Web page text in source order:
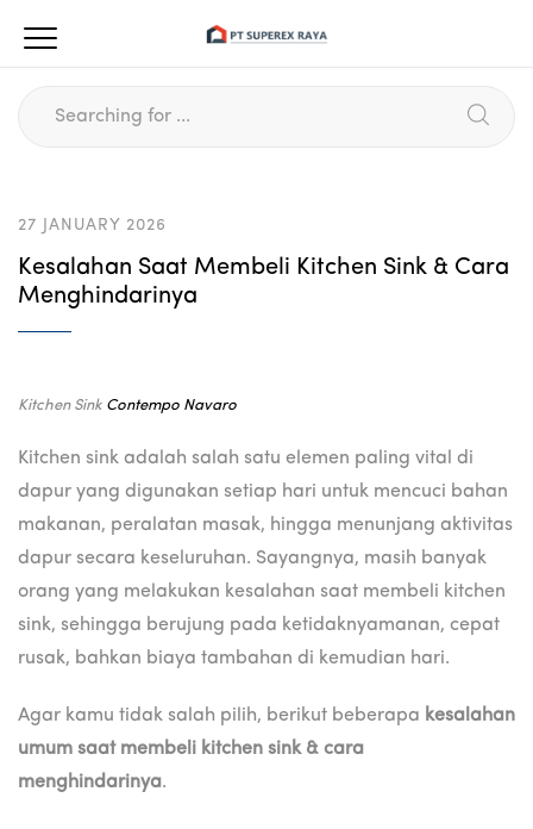
27 JANUARY 2026
Kesalahan Saat Membeli Kitchen Sink & Cara
Menghindarinya
Kitchen Sink Contempo Navaro
Kitchen sink adalah salah satu elemen paling vital di
dapur yang digunakan setiap hari untuk mencuci bahan
makanan, peralatan masak, hingga menunjang aktivitas
dapur secara keseluruhan. Sayangnya, masih banyak
orang yang melakukan kesalahan saat membeli kitchen
sink, sehingga berujung pada ketidaknyamanan, cepat
rusak, bahkan biaya tambahan di kemudian hari.
Agar kamu tidak salah pilih, berikut beberapa kesalahan
umum saat membeli kitchen sink & cara
menghindarinya.